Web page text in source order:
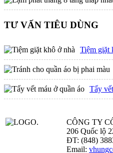
TƯ VẤN TIÊU DÙNG
Tiệm giặt
Tẩy
CÔNG TY
206 Quốc lộ
ĐT: (848)
Email: